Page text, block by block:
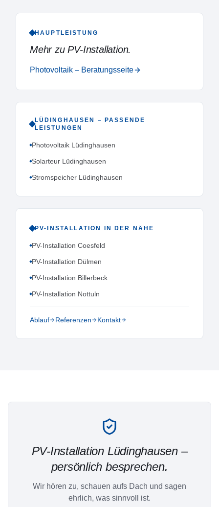
HAUPTLEISTUNG
Mehr zuPV-Installation.
Photovoltaik – Beratungsseite
LÜDINGHAUSEN
– PASSENDE
LEISTUNGEN
Photovoltaik Lüdinghausen
Solarteur Lüdinghausen
Stromspeicher Lüdinghausen
PV-INSTALLATION IN DER NÄHE
PV-Installation Coesfeld
PV-Installation Dülmen
PV-Installation Billerbeck
PV-Installation Nottuln
Ablauf Referenzen Kontakt
PV-Installation Lüdinghausen–
persönlich besprechen.
Wir hören zu, schauen aufs Dach und sagen
ehrlich, was sinnvoll ist.